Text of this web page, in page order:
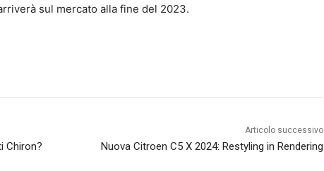
sul mercato alla fine del 2023.
Chiron?
Articolo successivo
Nuova Citroen C5 X 2024: Restyling in Rendering